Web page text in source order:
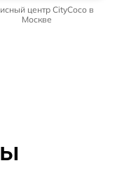
центр CityCoco в
Москве